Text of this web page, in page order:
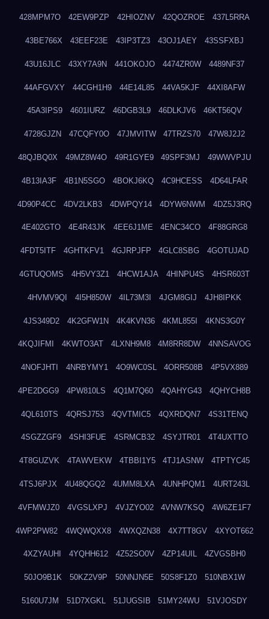
428MPM7O 42EW9PZP 42HIOZNV 42QOZROE 437L5RRA
43BE766X 43EEF23E 43IP3TZ3 43OJ1AEY 43SSFXBJ
43U16JLC 43XY7A9N 441OKOJO 4474ZR0W 4489NF37
44AFGVXY 44CGH1H9 44E14L85 44VA5KJF 44XI8AFW
45A3IPS9 4601IURZ 46DGB3L9 46DLKJV6 46KT56QV
4728GJZN 47CQFY0O 47JMVITW 47TRZS70 47W8J2J2
48QJBQ0X 49MZ8W4O 49R1GYE9 49SPF3MJ 49WWVPJU
4B13IA3F 4B1N5SGO 4BOKJ6KQ 4C9HCESS 4D64LFAR
4D90P4CC 4DV2LKB3 4DWPQY14 4DYW6NWM 4DZ5J3RQ
4E402GTO 4E4R43JK 4EE6J1ME 4ENC34CO 4F88GRG8
4FDT5ITF 4GHTKFV1 4GJRPJFP 4GLC8SBG 4GOTUJAD
4GTUQOMS 4H5VY3Z1 4HCW1AJA 4HINPU4S 4HSR603T
4HVMV9QI 4I5H850W 4IL73M3I 4JGM8GIJ 4JH8IPKK
4JS349D2 4K2GFW1N 4K4KVN36 4KML855I 4KNS3G0Y
4KQJIFMI 4KWTO3AT 4LXNH9M8 4M8RR8DW 4NNSAVOG
4NOFJHTI 4NRBYMY1 4O9WC0SL 4ORR508B 4P5VX889
4PE2DGG9 4PW810LS 4Q1M7Q60 4QAHYG43 4QHYCH8B
4QL610TS 4QRSJ753 4QVTMIC5 4QXRDQN7 4S31TENQ
4SGZZGF9 4SHI3FUE 4SRMCB32 4SYJTR01 4T4UXTTO
4T8GUZVK 4TAWVEKW 4TBBI1Y5 4TJ1ASNW 4TPTYC45
4TSJ6PJX 4U48QGQ2 4UMM8LXA 4UNHPQM1 4URT243L
4VFMWJZ0 4VGSLXPJ 4VJZYO02 4VNW7KSQ 4W6ZE1F7
4WP2PW82 4WQWQXX8 4WXQZN38 4X7TT8GV 4XYOT662
4XZYAUHI 4YQHH612 4Z52SO0V 4ZP14UIL 4ZVGSBH0
50JO9B1K 50KZ2V9P 50NNJN5E 50S8F1Z0 510NBX1W
5160U7JM 51D7XGKL 51JUGSIB 51MY24WU 51VJOSDY